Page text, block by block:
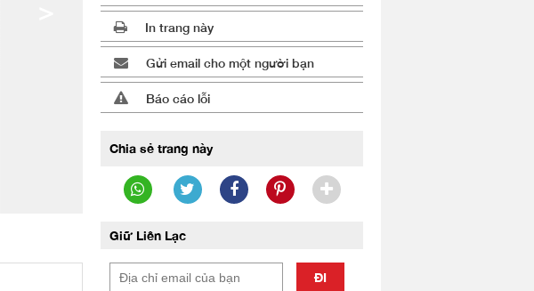
In trang này
Gửi email cho một người bạn
Báo cáo lỗi
Chia sẻ trang này
Giữ Liên Lạc
ĐI